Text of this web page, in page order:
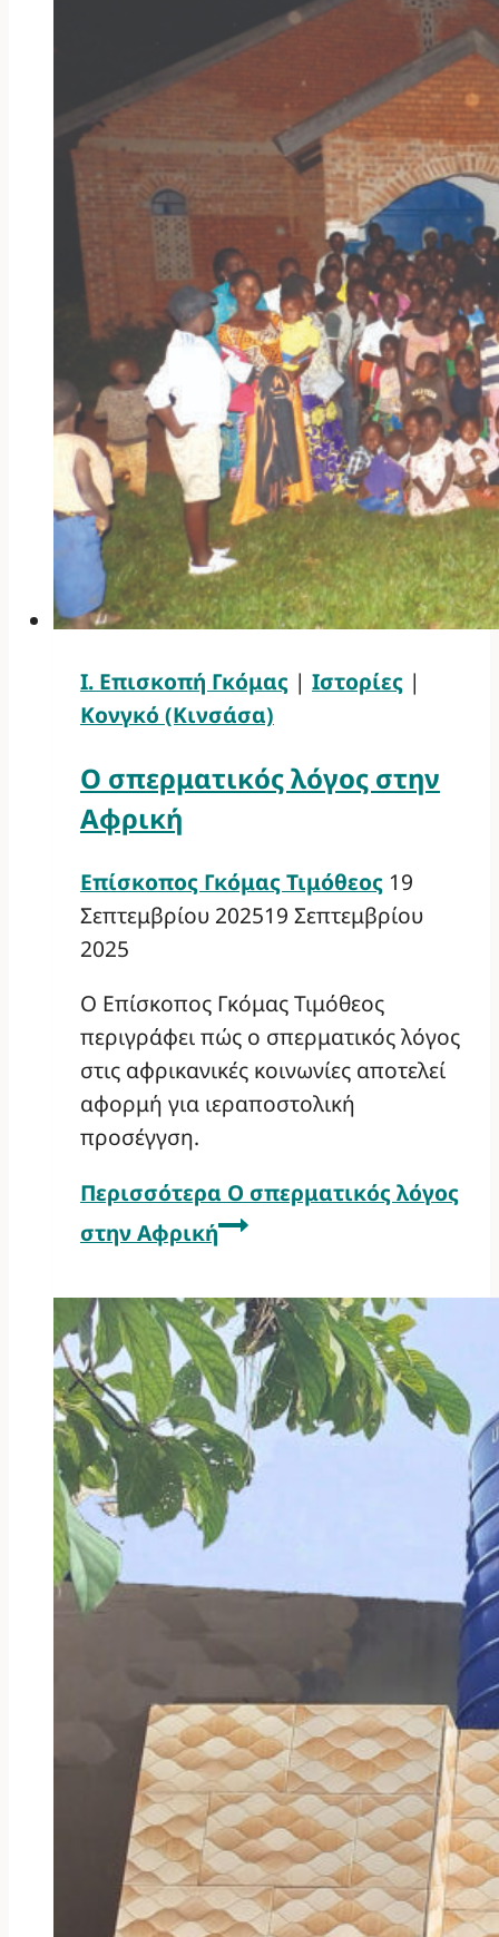
Ι. Επισκοπή Γκόμας | Ιστορίες |
Κονγκό (Κινσάσα)
Ο σπερματικός λόγος στην
Αφρική
Επίσκοπος Γκόμας Τιμόθεος 19
Σεπτεμβρίου 202519 Σεπτεμβρίου
2025
Ο Επίσκοπος Γκόμας Τιμόθεος
περιγράφει πώς ο σπερματικός λόγος
στις αφρικανικές κοινωνίες αποτελεί
αφορμή για ιεραποστολική
προσέγγση.
Περισσότερα Ο σπερματικός λόγος
στην Αφρική